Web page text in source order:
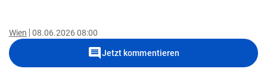
Wien 08.06.2026 08:00
commentJetzt kommentieren